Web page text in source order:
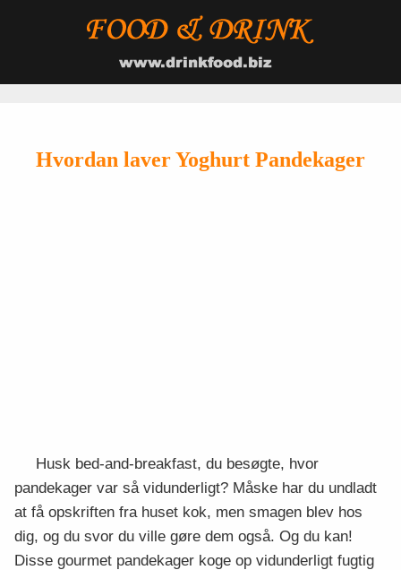
Hvordan laver Yoghurt Pandekager
Husk bed-and-breakfast, du besøgte, hvor
pandekager var så vidunderligt? Måske har du undladt
at få opskriften fra huset kok, men smagen blev hos
dig, og du svor du ville gøre dem også. Og du kan!
Disse gourmet pandekager koge op vidunderligt fugtig